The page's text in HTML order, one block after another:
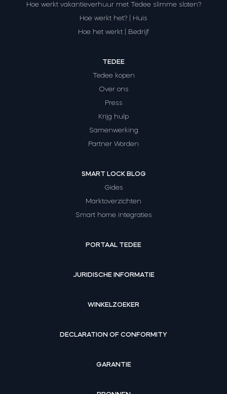
Hoe werkt vakantieverhuur met Tedee slimme sloten?
Hoe werkt het? | Huis
Hoe het werkt | Bedrijf
TEDEE
Tedee kopen
Over ons
Press
Krijg hulp
Samenwerking
Partner Worden
SMART LOCK BLOG
Gides
Marktoverzichten
Smart home integraties
PORTAAL TEDEE
JURIDISCHE INFORMATIE
WINKELZOEKER
DECLARATION OF CONFORMITY
GARANTIE